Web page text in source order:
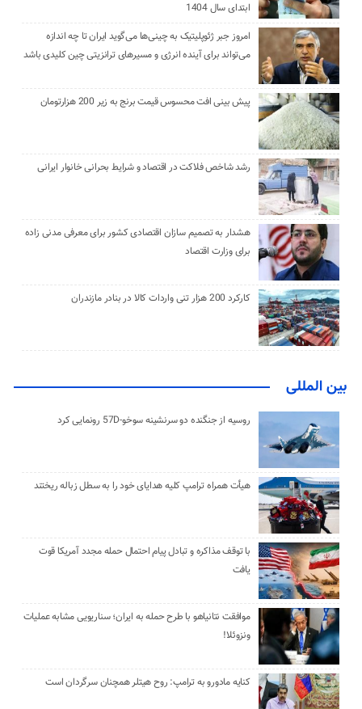
ابتدای سال 1404
امروز جبر ژئوپلیتیک به چینی‌ها می‌گوید ایران تا چه اندازه
می‌تواند برای آینده انرژی و مسیرهای ترانزیتی چین کلیدی باشد
پیش بینی افت محسوس قیمت برنج به زیر 200 هزارتومان
رشد شاخص فلاکت در اقتصاد و شرایط بحرانی خانوار ایرانی
هشدار به تصمیم سازان اقتصادی کشور برای معرفی مدنی زاده
برای وزارت اقتصاد
کارکرد 200 هزار تنی واردات کالا در بنادر مازندران
بین المللی
روسیه از جنگنده دو سرنشینه سوخو-57D رونمایی کرد
هیأت همراه ترامپ کلیه هدایای خود را به سطل زباله ریختند
با توقف مذاکره و تبادل پیام احتمال حمله مجدد آمریکا قوت
یافت
موافقت نتانیاهو با طرح حمله به ایران؛ سناریویی مشابه عملیات
ونزوئلا!
کنایه مادورو به ترامپ: روح هیتلر همچنان سرگردان است